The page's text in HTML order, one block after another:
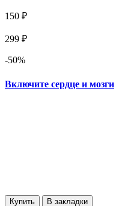
150 ₽
299 ₽
-50%
Включите сердце и мозги
Купить В закладки